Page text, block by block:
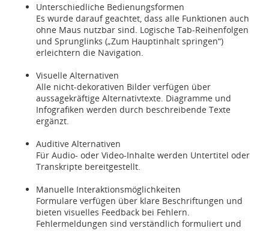
Unterschiedliche Bedienungsformen
Es wurde darauf geachtet, dass alle Funktionen auch
ohne Maus nutzbar sind. Logische Tab-Reihenfolgen
und Sprunglinks („Zum Hauptinhalt springen“)
erleichtern die Navigation.
Visuelle Alternativen
Alle nicht-dekorativen Bilder verfügen über
aussagekräftige Alternativtexte. Diagramme und
Infografiken werden durch beschreibende Texte
ergänzt.
Auditive Alternativen
Für Audio- oder Video-Inhalte werden Untertitel oder
Transkripte bereitgestellt.
Manuelle Interaktionsmöglichkeiten
Formulare verfügen über klare Beschriftungen und
bieten visuelles Feedback bei Fehlern.
Fehlermeldungen sind verständlich formuliert und